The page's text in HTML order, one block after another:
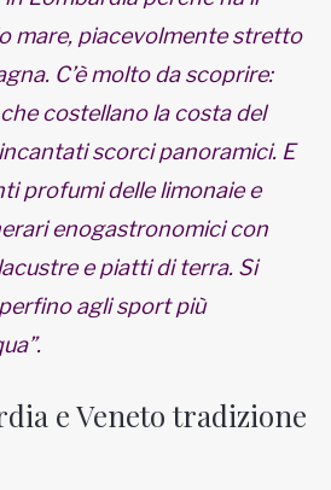
mare, piacevolmente stretto
C’è molto da scoprire:
costellano la costa del
scorci panoramici. E
profumi delle limonaie e
enogastronomici con
e piatti di terra. Si
agli sport più
e Veneto tradizione